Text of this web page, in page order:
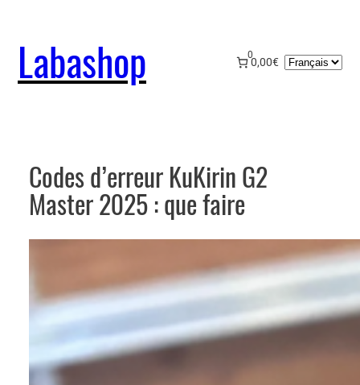
contenu
Labashop 0
0,00€
Choisir
Codes d’erreur KuKirin G2
Master 2025 : que faire